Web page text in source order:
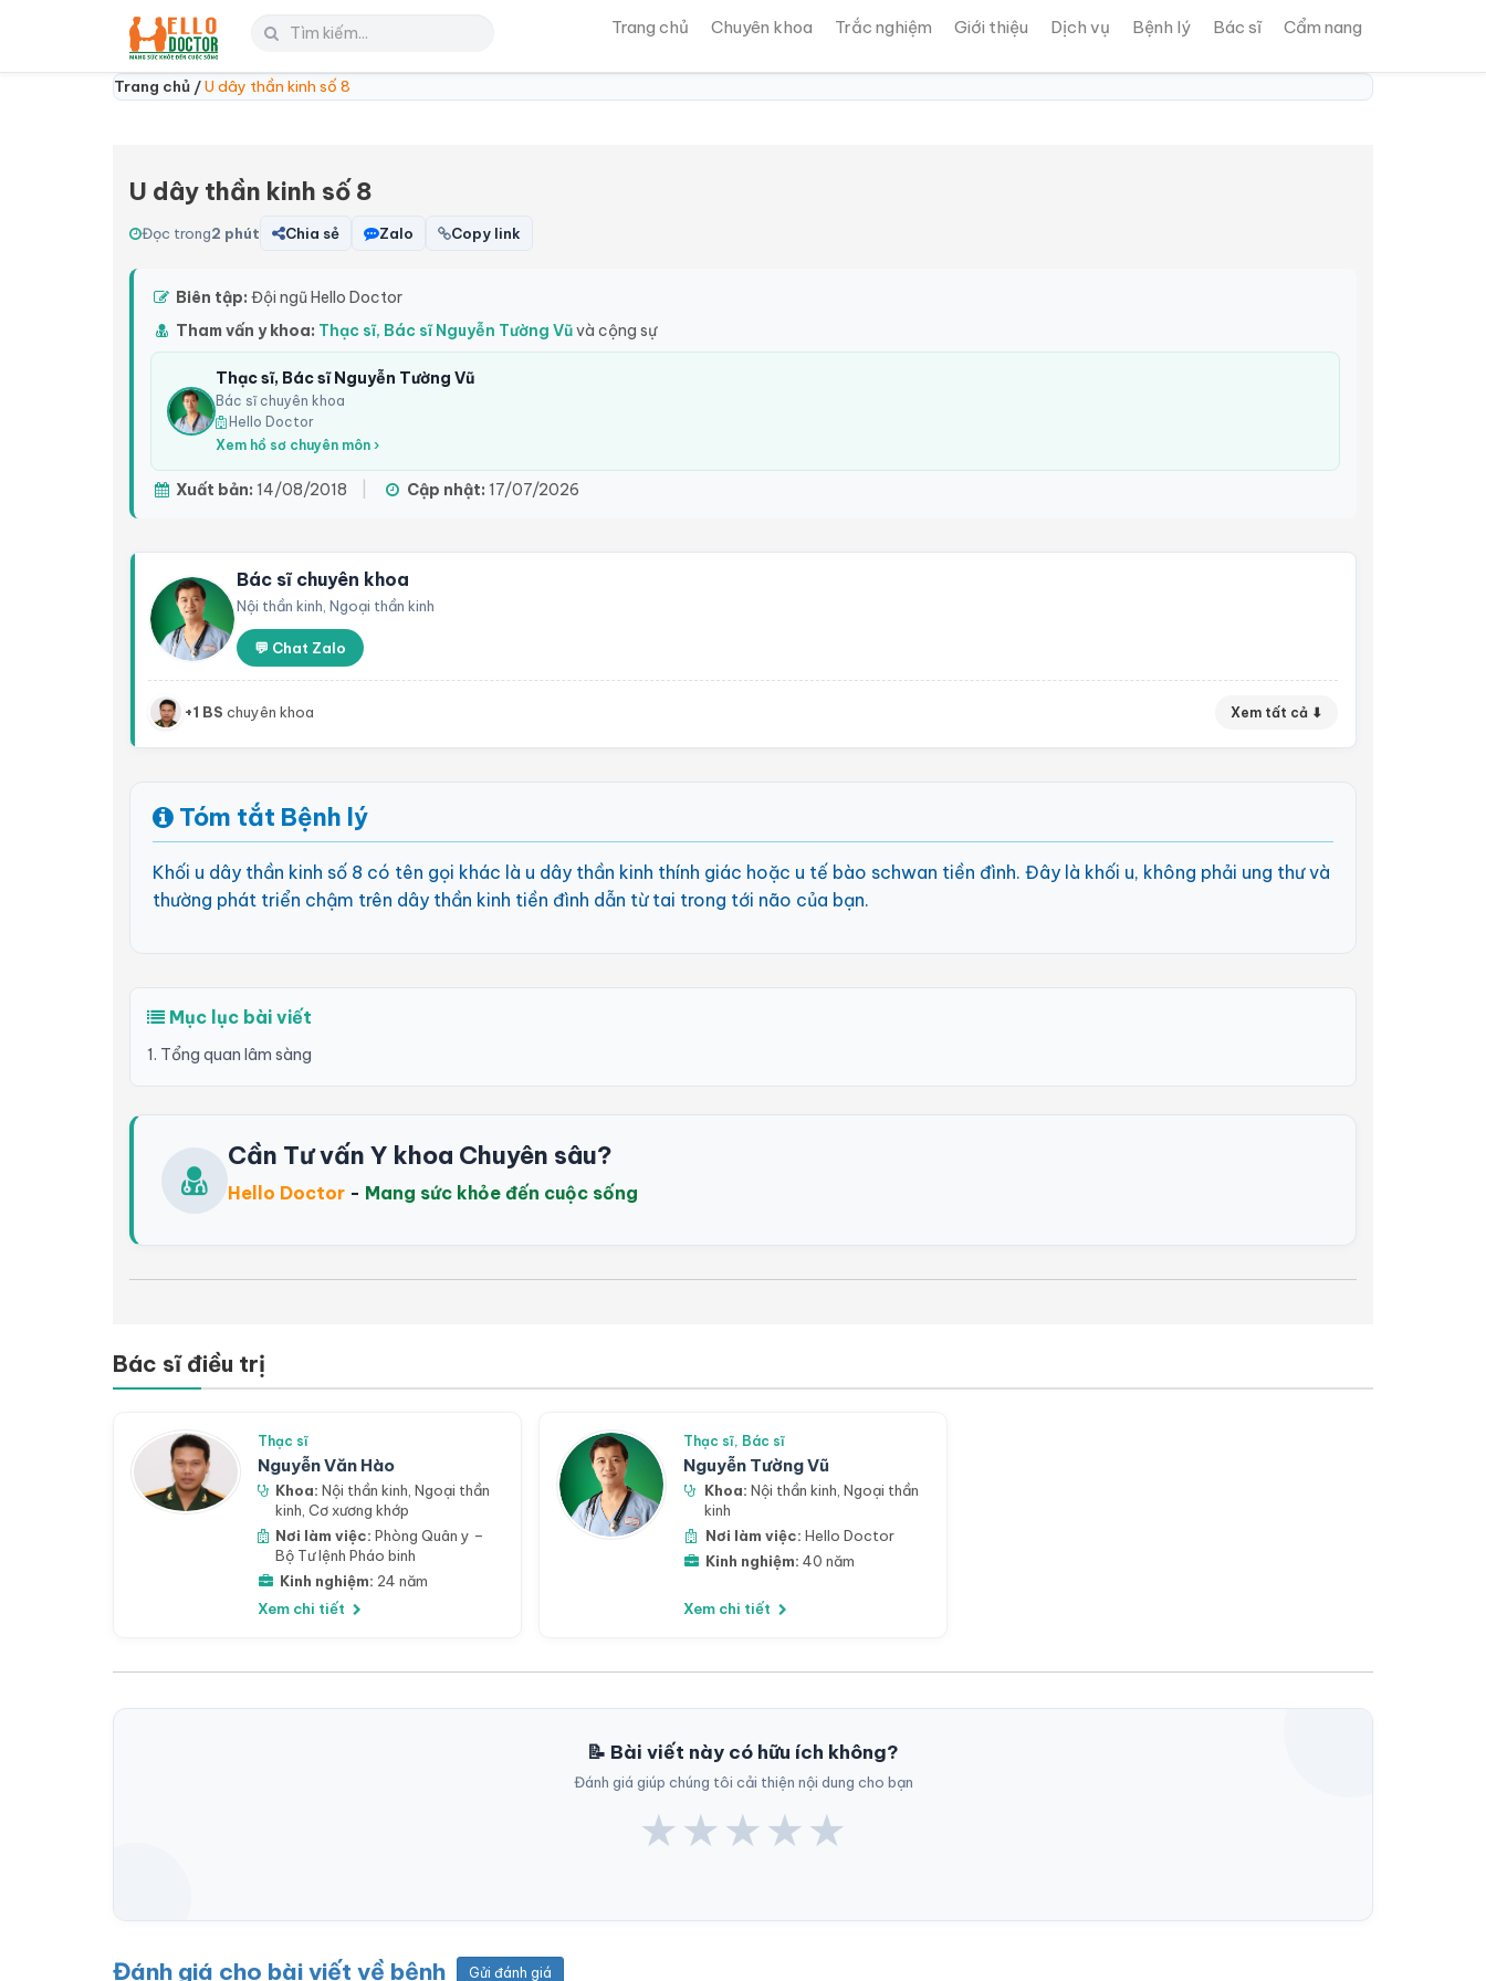
Trang chủ Chuyên khoa Trắc nghiệm Giới thiệu Dịch vụ Bệnh lý Bác sĩ Cẩm nang
Trang chủ /U dây thần kinh số 8
U dây thần kinh số 8
Đọc trong2 phút Chia sẻ Zalo Copy link
Biên tập: Đội ngũ Hello Doctor
Tham vấn y khoa: Thạc sĩ, Bác sĩ Nguyễn Tường Vũvà cộng sự
Thạc sĩ, Bác sĩ Nguyễn Tường Vũ
Bác sĩ chuyên khoa
Hello Doctor
Xem hồ sơ chuyên môn ›
Xuất bản: 14/08/2018 Cập nhật: 17/07/2026
Bác sĩ chuyên khoa
Nội thần kinh, Ngoại thần kinh
💬 Chat Zalo
+1 BS chuyên khoa Xem tất cả ⬇
Tóm tắt Bệnh lý
Khối u dây thần kinh số 8 có tên gọi khác là u dây thần kinh thính giác hoặc u tế bào schwan tiền đình. Đây là khối u, không phải ung thư và
thường phát triển chậm trên dây thần kinh tiền đình dẫn từ tai trong tới não của bạn.
Mục lục bài viết
1. Tổng quan lâm sàng
Cần Tư vấn Y khoa Chuyên sâu?
Hello Doctor - Mang sức khỏe đến cuộc sống
Bác sĩ điều trị
Thạc sĩ
Nguyễn Văn Hào
Khoa: Nội thần kinh Ngoại thần
kinh Cơ xương khớp
Nơi làm việc: Phòng Quân y –
Bộ Tư lệnh Pháo binh
Kinh nghiệm: 24 năm
Xem chi tiết
Thạc sĩ, Bác sĩ
Nguyễn Tường Vũ
Khoa: Nội thần kinh Ngoại thần
kinh
Nơi làm việc: Hello Doctor
Kinh nghiệm: 40 năm
Xem chi tiết
📝 Bài viết này có hữu ích không?
Đánh giá giúp chúng tôi cải thiện nội dung cho bạn
★★★★★
Đánh giá cho bài viết về bệnh Gửi đánh giá